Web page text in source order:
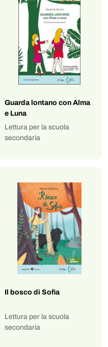
Guarda lontano con Alma
e Luna
Lettura per la scuola
secondaria
Il bosco di Sofia
Lettura per la scuola
secondaria